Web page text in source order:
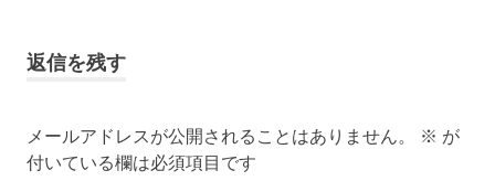
ナ
ゲ
返信を残す
メールアドレスが公開されることはありません。 ※ が
付いている欄は必須項目です